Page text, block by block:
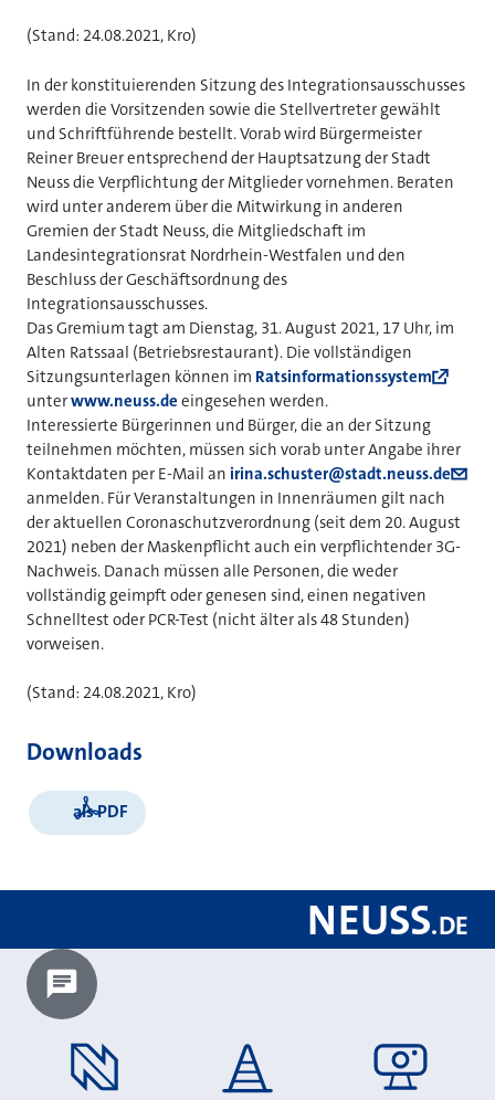
(Stand: 24.08.2021, Kro)
In der konstituierenden Sitzung des Integrationsausschusses
werden die Vorsitzenden sowie die Stellvertreter gewählt
und Schriftführende bestellt. Vorab wird Bürgermeister
Reiner Breuer entsprechend der Hauptsatzung der Stadt
Neuss die Verpflichtung der Mitglieder vornehmen. Beraten
wird unter anderem über die Mitwirkung in anderen
Gremien der Stadt Neuss, die Mitgliedschaft im
Landesintegrationsrat Nordrhein-Westfalen und den
Beschluss der Geschäftsordnung des
Integrationsausschusses.
Das Gremium tagt am Dienstag, 31. August 2021, 17 Uhr, im
Alten Ratssaal (Betriebsrestaurant). Die vollständigen
Sitzungsunterlagen können im Ratsinformationssystem
unterwww.neuss.de eingesehen werden.
Interessierte Bürgerinnen und Bürger, die an der Sitzung
teilnehmen möchten, müssen sich vorab unter Angabe ihrer
Kontaktdaten per E-Mail an irina.schuster@stadt.neuss.de
anmelden. Für Veranstaltungen in Innenräumen gilt nach
der aktuellen Coronaschutzverordnung (seit dem 20. August
2021) neben der Maskenpflicht auch ein verpflichtender 3G-
Nachweis. Danach müssen alle Personen, die weder
vollständig geimpft oder genesen sind, einen negativen
Schnelltest oder PCR-Test (nicht älter als 48 Stunden)
vorweisen.
(Stand: 24.08.2021, Kro)
Downloads
als PDF
NEUSS.DE
Chatbot laden?